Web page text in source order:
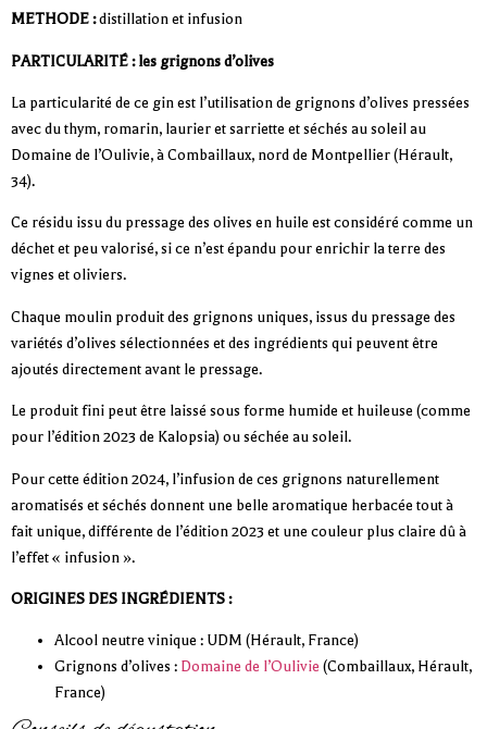
METHODE :distillation et infusion
PARTICULARITÉ : les grignons d’olives
La particularité de ce gin est l’utilisation de grignons d’olives pressées
avec du thym, romarin, laurier et sarriette et séchés au soleil au
Domaine de l’Oulivie, à Combaillaux, nord de Montpellier (Hérault,
34).
Ce résidu issu du pressage des olives en huile est considéré comme un
déchet et peu valorisé, si ce n’est épandu pour enrichir la terre des
vignes et oliviers.
Chaque moulin produit des grignons uniques, issus du pressage des
variétés d’olives sélectionnées et des ingrédients qui peuvent être
ajoutés directement avant le pressage.
Le produit fini peut être laissé sous forme humide et huileuse (comme
pour l’édition 2023 de Kalopsia) ou séchée au soleil.
Pour cette édition 2024, l’infusion de ces grignons naturellement
aromatisés et séchés donnent une belle aromatique herbacée tout à
fait unique, différente de l’édition 2023 et une couleur plus claire dû à
l’effet « infusion ».
ORIGINES DES INGRÉDIENTS:
Alcool neutre vinique : UDM (Hérault, France)
Grignons d’olives : Domaine de l’Oulivie (Combaillaux, Hérault,
France)